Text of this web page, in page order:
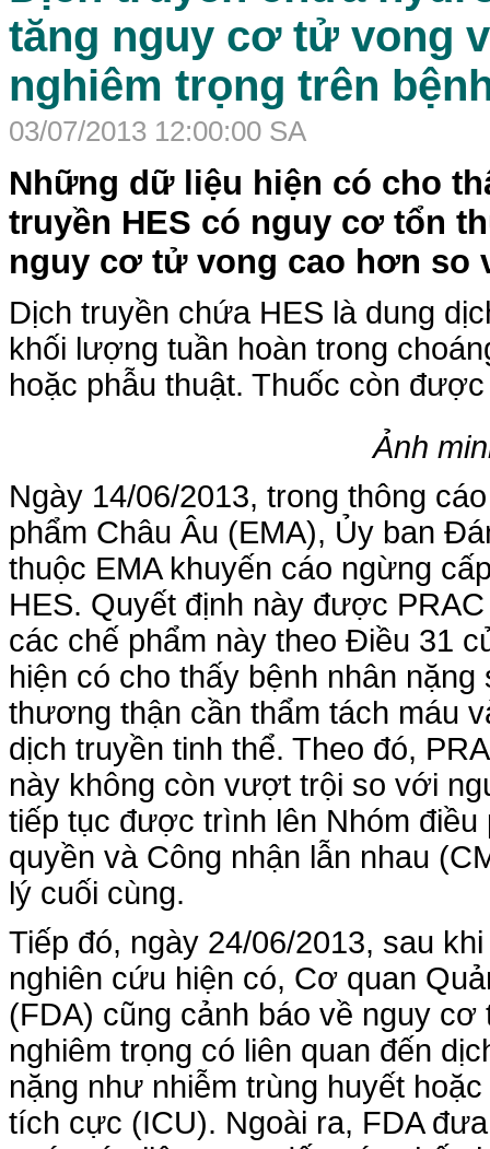
tăng nguy cơ tử vong
nghiêm trọng trên
03/07/2013 12:00:00 SA
Những dữ liệu hiện có cho
truyền HES có nguy cơ tổn
nguy cơ tử vong cao hơn so
Dịch truyền chứa HES là dung
khối lượng tuần hoàn trong
hoặc phẫu thuật. Thuốc còn
Ảnh
Ngày 14/06/2013, trong thông
phẩm Châu Âu (EMA), Ủy ban
thuộc EMA khuyến cáo ngừng
HES. Quyết định này được
các chế phẩm này theo Điều 31
hiện có cho thấy bệnh nhân
thương thận cần thẩm tách máu
dịch truyền tinh thể. Theo đó,
này không còn vượt trội so với
tiếp tục được trình lên Nhóm
quyền và Công nhận lẫn nhau
lý cuối cùng.
Tiếp đó, ngày 24/06/2013, sau
nghiên cứu hiện có, Cơ quan
(FDA) cũng cảnh báo về nguy
nghiêm trọng có liên quan đến
nặng như nhiễm trùng huyết
tích cực (ICU). Ngoài ra, FDA